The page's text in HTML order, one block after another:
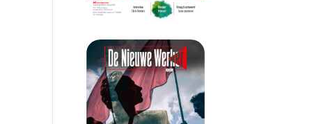
De Nieuwe Werker 5 - 2025